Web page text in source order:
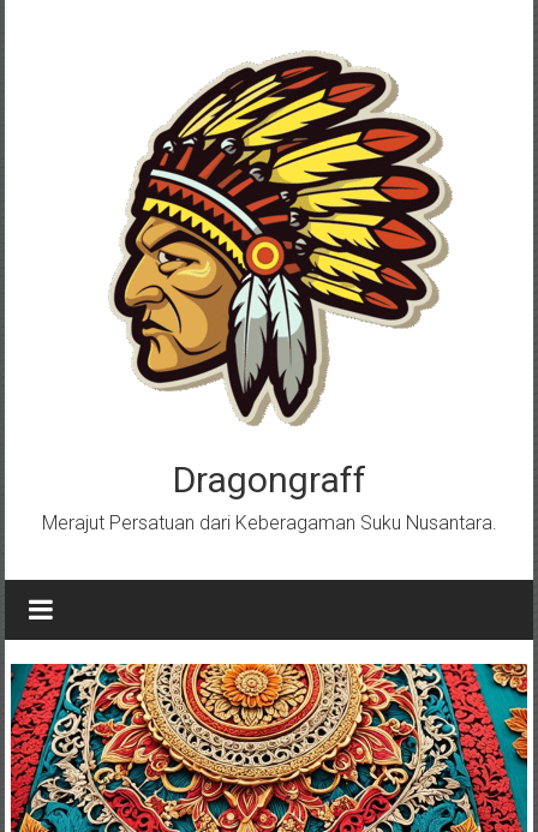
Dragongraff
Merajut Persatuan dari Keberagaman Suku Nusantara.